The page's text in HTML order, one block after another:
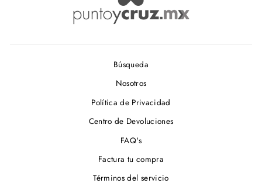
Búsqueda
Nosotros
Política de Privacidad
Centro de Devoluciones
FAQ's
Factura tu compra
Términos del servicio